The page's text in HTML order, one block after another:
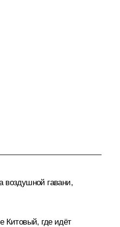
воздушной гавани,
Китовый, где идёт